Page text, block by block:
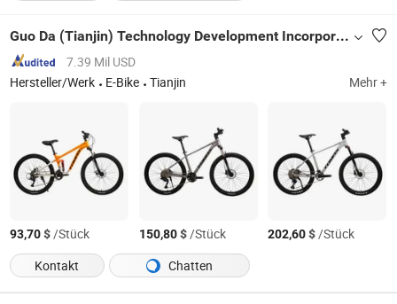
Guo Da (Tianjin) Technology Development Incorporated Company
7.39 Mil USD
Hersteller/Werk
E-Bike Tianjin Mehr +
93,70$/Stück 150,80$/Stück 202,60$/Stück
Kontakt
Chatten